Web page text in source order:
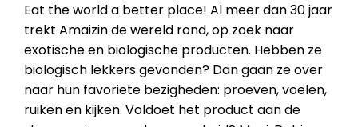
Eat the world a better place! Al meer dan 30 jaar
trekt Amaizin de wereld rond, op zoek naar
exotische en biologische producten. Hebben ze
biologisch lekkers gevonden? Dan gaan ze over
naar hun favoriete bezigheden: proeven, voelen,
ruiken en kijken. Voldoet het product aan de